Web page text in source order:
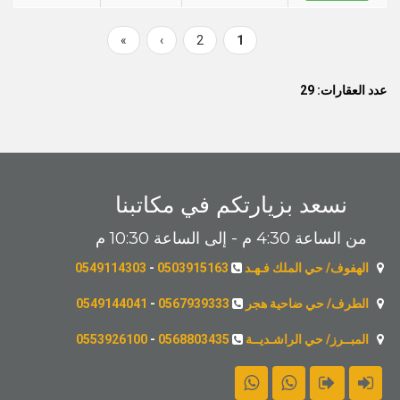
Current
page
1
Page
2
Next
page
›
Last
page
»
عدد العقارات: 29
نسعد بزيارتكم في مكاتبنا
من الساعة 4:30 م - إلى الساعة 10:30 م
الهفوف/ حي الملك فـهـد 0503915163
-
0549114303
الطرف/ حي ضاحية هجر 0567939333
-
0549144041
المبــرز/ حي الراشـديــة 0568803435
-
0553926100